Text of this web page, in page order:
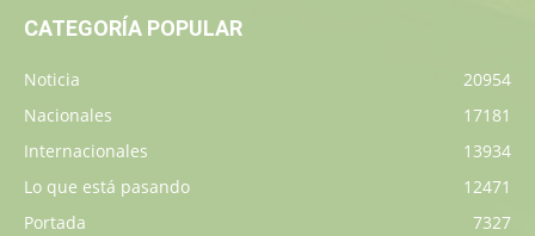
CATEGORÍA POPULAR
Noticia
20954
Nacionales
17181
Internacionales
13934
Lo que está pasando
12471
Portada
7327